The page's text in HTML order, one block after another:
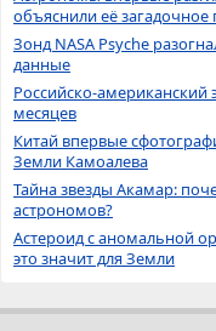
объяснили её загадочное
Зонд NASA Psyche
данные
Российско-
месяцев
Китай впервые
Земли Камоалева
Тайна звезды Акамар:
астрономов?
Астероид с аномальной
это значит для Земли